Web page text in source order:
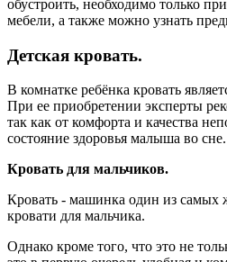
обустроить, необходимо только
мебели, а также можно узнать
Детская кровать.
В комнатке ребёнка кровать
При ее приобретении эксперты
так как от комфорта и качества
состояние здоровья малыша во сне.
Кровать для мальчиков.
Кровать - машинка один из самых
кровати для мальчика.
Однако кроме того, что это не